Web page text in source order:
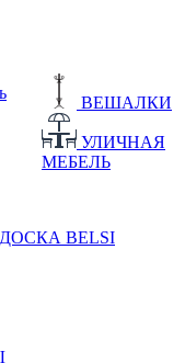
ВЕШАЛКИ
УЛИЧНАЯ
МЕБЕЛЬ
BELSI